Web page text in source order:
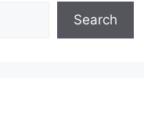
Search